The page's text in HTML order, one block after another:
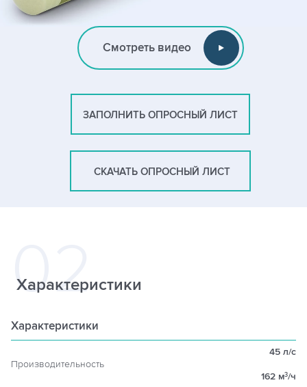
ЗАПОЛНИТЬ ОПРОСНЫЙ ЛИСТ
СКАЧАТЬ ОПРОСНЫЙ ЛИСТ
Смотреть видео
Характеристики
Характеристики
Производительность
45 л/с
162 м3/ч